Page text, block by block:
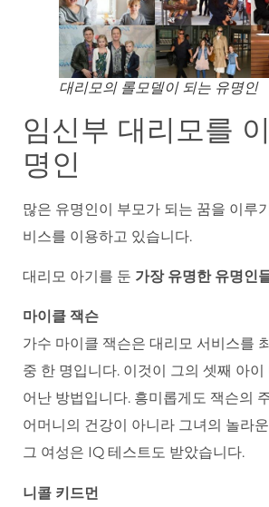
대리모의 롤모델이 되는 유명인
임신부 대리모를
명인
많은 유명인이 부모가 되는 꿈을 이루
비스를 이용하고 있습니다.
대리모 아기를 둔 가장 유명한 유명인
마이클 잭슨
가수 마이클 잭슨은 대리모 서비스를
중 한 명입니다. 이것이 그의 셋째 아이
어난 방법입니다. 흥미롭게도 잭슨의
어머니의 건강이 아니라 그녀의 놀라
그 여성은 IQ 테스트도 받았습니다.
니콜 키드먼